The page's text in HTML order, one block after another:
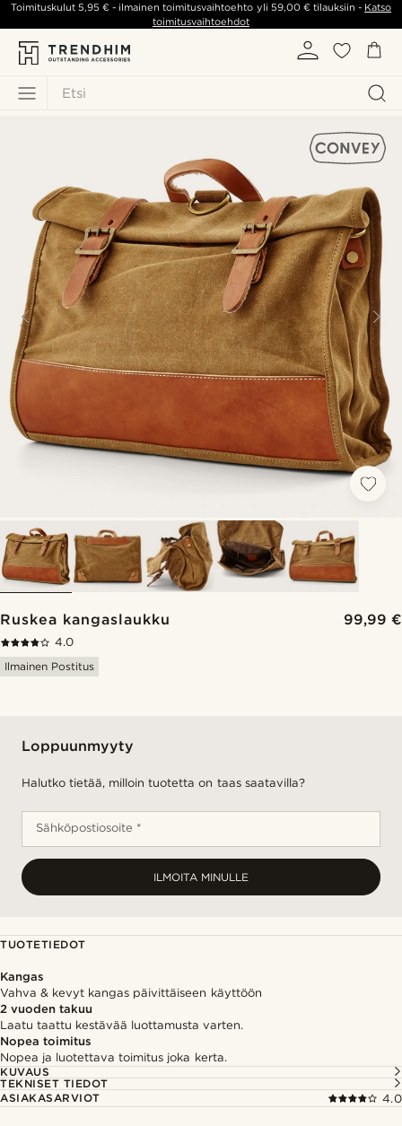
Etsi
Toimituskulut5,95 € - ilmainen toimitusvaihtoehto yli 59,00 €tilauksiin - Katso
toimitusvaihtoehdot
Ruskea kangaslaukku 99,99 €
4.0
Ilmainen Postitus
Loppuunmyyty
Halutko tietää, milloin tuotetta on taas saatavilla?
Sähköpostiosoite *
ILMOITA MINULLE
TUOTETIEDOT
Kangas
Vahva & kevyt kangas päivittäiseen käyttöön
2 vuoden takuu
Laatu taattu kestävää luottamusta varten.
Nopea toimitus
Nopea ja luotettava toimitus joka kerta.
KUVAUS
TEKNISET TIEDOT
ASIAKASARVIOT
4.0